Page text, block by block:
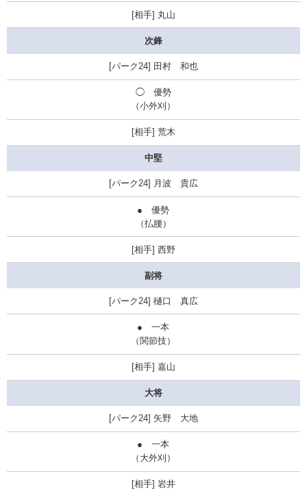
丸山
次鋒
田村 和也
◯優勢
（小外刈）
荒木
中堅
月波 貴広
● 優勢
（払腰）
西野
副将
樋口 真広
● 一本
（関節技）
嘉山
大将
矢野 大地
● 一本
（大外刈）
岩井